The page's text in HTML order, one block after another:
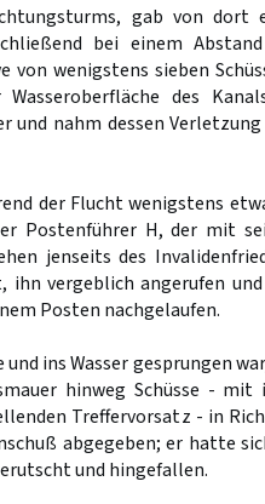
gab von dort
bei einem
von wenigstens sieben
des
und nahm dessen
der Flucht wenigstens
Postenführer H, der mit
jenseits des
vergeblich angerufen
Posten nachgelaufen.
ins Wasser gesprungen
hinweg Schüsse - mit
Treffervorsatz - in
abgegeben; er hatte
und hingefallen.